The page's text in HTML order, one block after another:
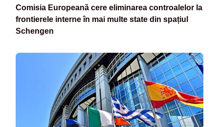
Comisia Europeană cere eliminarea controalelor la
frontierele interne în mai multe state din spațiul
Schengen